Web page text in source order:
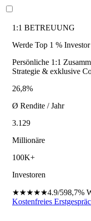
1:1 BETREUUNG
Werde Top 1 % Investor
Persönliche 1:1
Strategie & exklusive
26,8%
Ø Rendite / Jahr
3.129
Millionäre
100K+
Investoren
★★★★★4.9/598,7%
Kostenfreies